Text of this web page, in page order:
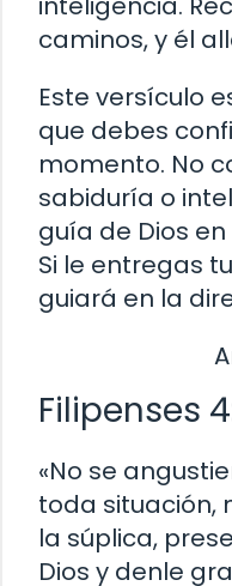
caminos, y él
Este versículo
que debes
momento. No
sabiduría o
guía de Dios
Si le entregas
guiará en la
Filipenses
«No se
toda situación,
la súplica,
Dios y denle